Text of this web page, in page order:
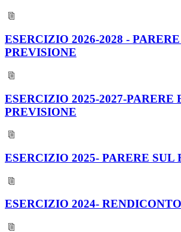
ESERCIZIO 2026-2028 -
PREVISIONE
ESERCIZIO 2025-2027-
PREVISIONE
ESERCIZIO 2025- PARERE SUL
ESERCIZIO 2024-